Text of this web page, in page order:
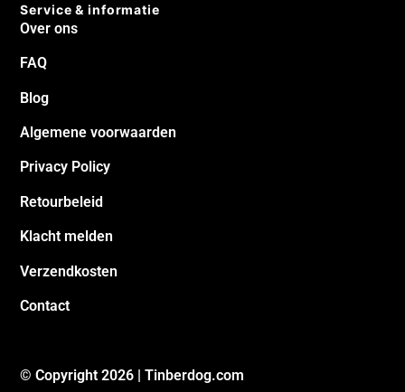
Service & informatie
Over ons
FAQ
Blog
Algemene voorwaarden
Privacy Policy
Retourbeleid
Klacht melden
Verzendkosten
Contact
© Copyright 2026 | Tinberdog.com